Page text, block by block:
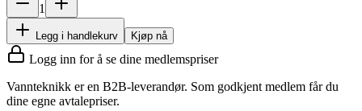
1
Legg i handlekurv Kjøp nå
Logg inn for å se dine medlemspriser
Vannteknikk er en B2B-leverandør. Som godkjent medlem får du
dine egne avtalepriser.